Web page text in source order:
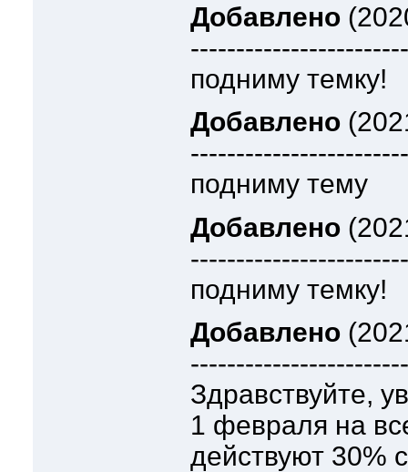
Добавлено
подниму темку!
Добавлено
подниму тему
Добавлено
подниму темку!
Добавлено
Здравствуйте,
1 февраля на
действуют 30%